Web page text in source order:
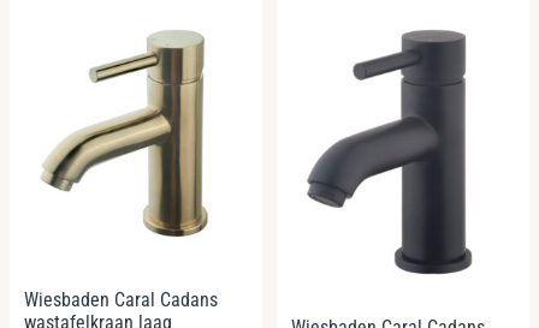
Wiesbaden Caral Cadans
wastafelkraan laag